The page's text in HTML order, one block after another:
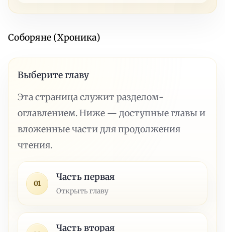
Соборяне (Хроника)
Выберите главу
Эта страница служит разделом-
оглавлением. Ниже — доступные главы и
вложенные части для продолжения
чтения.
01
Часть первая
Открыть главу
Часть вторая